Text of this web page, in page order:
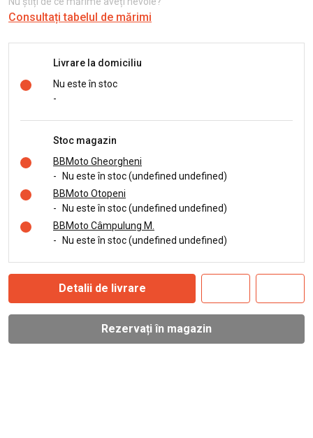
Consultați tabelul de mărimi
Livrare la domiciliu
Nu este în stoc
-
Stoc magazin
BBMoto Gheorgheni
-
Nu este în stoc (undefined undefined)
BBMoto Otopeni
-
Nu este în stoc (undefined undefined)
BBMoto Câmpulung M.
-
Nu este în stoc (undefined undefined)
Detalii de livrare
Rezervați în magazin